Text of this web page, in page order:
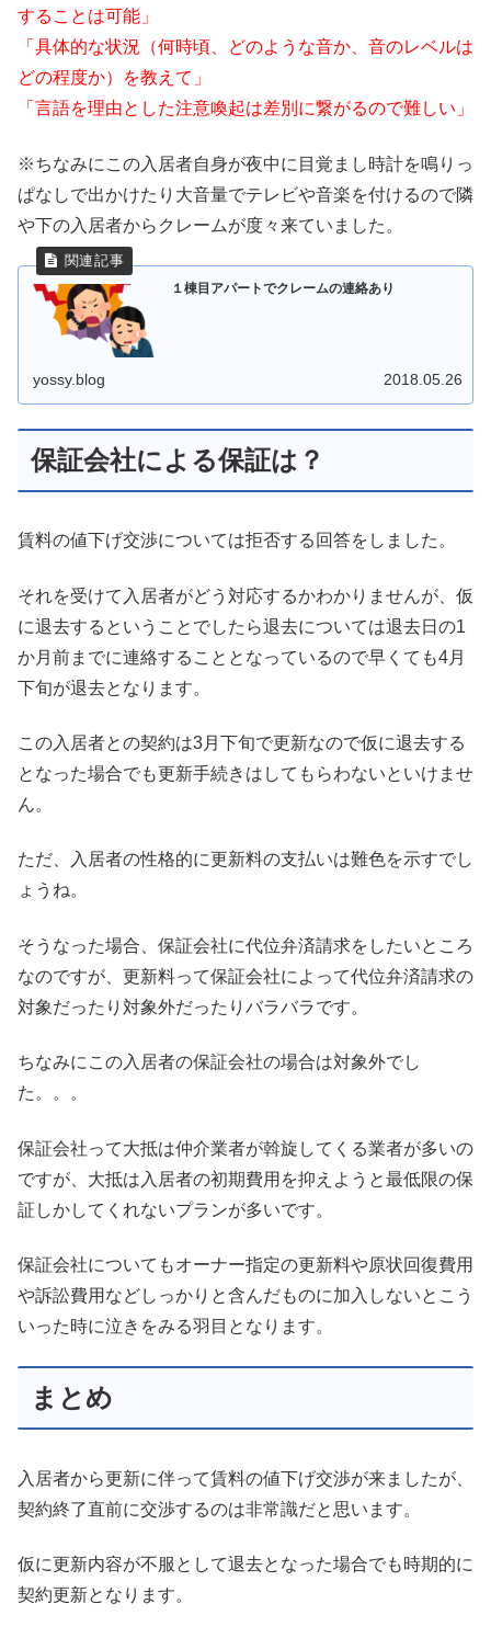
することは可能」
「具体的な状況（何時頃、どのような音か、音のレベルは
どの程度か）を教えて」
「言語を理由とした注意喚起は差別に繋がるので難しい」
※ちなみにこの入居者自身が夜中に目覚まし時計を鳴りっ
ぱなしで出かけたり大音量でテレビや音楽を付けるので隣
や下の入居者からクレームが度々来ていました。
１棟目アパートでクレームの連絡あり
yossy.blog 2018.05.26
保証会社による保証は？
賃料の値下げ交渉については拒否する回答をしました。
それを受けて入居者がどう対応するかわかりませんが、仮
に退去するということでしたら退去については退去日の1
か月前までに連絡することとなっているので早くても4月
下旬が退去となります。
この入居者との契約は3月下旬で更新なので仮に退去する
となった場合でも更新手続きはしてもらわないといけませ
ん。
ただ、入居者の性格的に更新料の支払いは難色を示すでし
ょうね。
そうなった場合、保証会社に代位弁済請求をしたいところ
なのですが、更新料って保証会社によって代位弁済請求の
対象だったり対象外だったりバラバラです。
ちなみにこの入居者の保証会社の場合は対象外でし
た。。。
保証会社って大抵は仲介業者が斡旋してくる業者が多いの
ですが、大抵は入居者の初期費用を抑えようと最低限の保
証しかしてくれないプランが多いです。
保証会社についてもオーナー指定の更新料や原状回復費用
や訴訟費用などしっかりと含んだものに加入しないとこう
いった時に泣きをみる羽目となります。
まとめ
入居者から更新に伴って賃料の値下げ交渉が来ましたが、
契約終了直前に交渉するのは非常識だと思います。
仮に更新内容が不服として退去となった場合でも時期的に
契約更新となります。